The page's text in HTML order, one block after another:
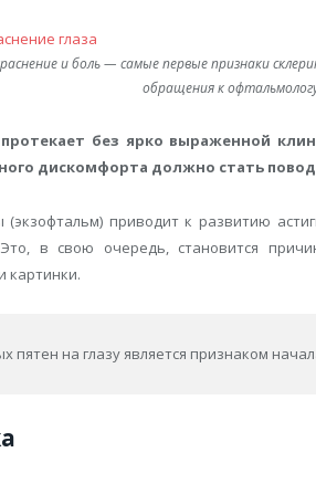
и боль — самые первые признаки
обращения к
без ярко выраженной
дискомфорта должно стать
(экзофтальм) приводит к развитию
в свою очередь, становится
картинки.
пятен на глазу является признаком